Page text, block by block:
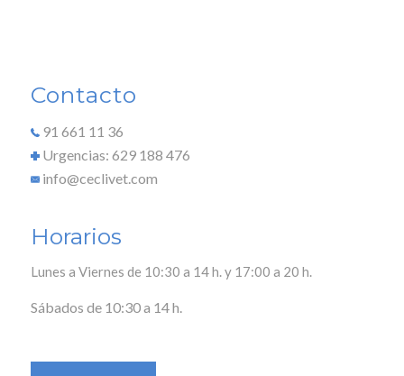
Contacto
91 661 11 36
Urgencias: 629 188 476
info@ceclivet.com
Horarios
Lunes a Viernes de 10:30 a 14 h. y 17:00 a 20 h.
Sábados de 10:30 a 14 h.